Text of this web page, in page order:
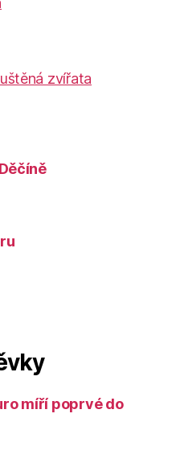
zvířata
míří poprvé do